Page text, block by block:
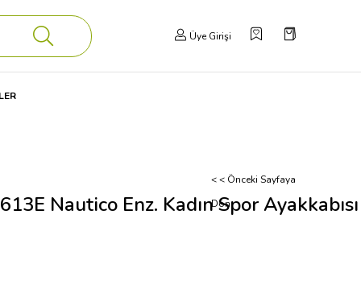
Üye Girişi
< < Önceki Sayfaya
Dön
Nautico Enz. Kadın Spor Ayakkabısı